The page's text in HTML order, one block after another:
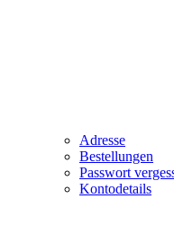
Adresse
Bestellungen
Passwort
Kontodetails